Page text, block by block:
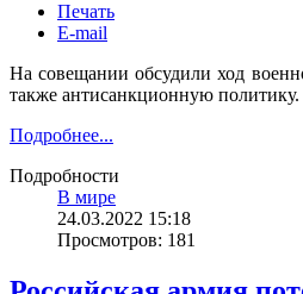
Печать
E-mail
На совещании обсудили ход
также антисанкционную политику.
Подробнее...
Подробности
В мире
24.03.2022 15:18
Просмотров: 181